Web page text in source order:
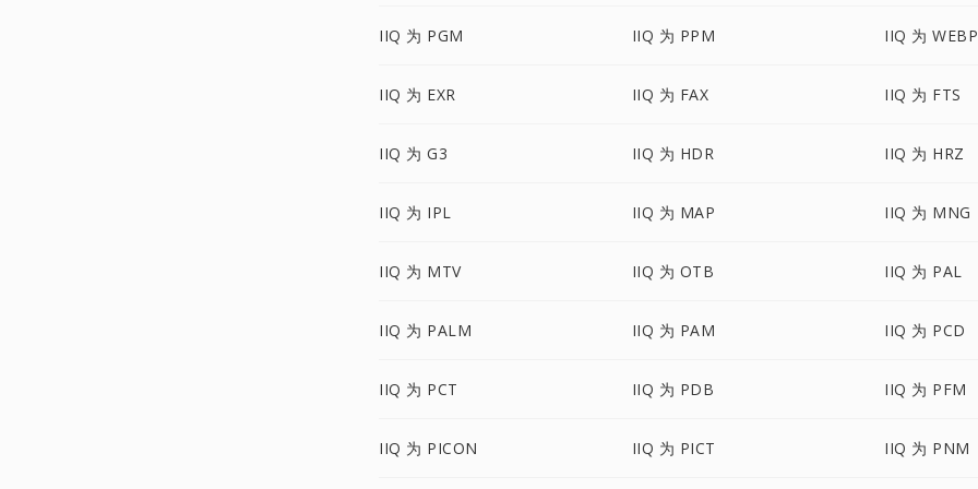
IIQ 为 PGM IIQ 为 PPM IIQ 为 WEBP
IIQ 为 EXR IIQ 为 FAX IIQ 为 FTS
IIQ 为 G3 IIQ 为 HDR IIQ 为 HRZ
IIQ 为 IPL IIQ 为 MAP IIQ 为 MNG
IIQ 为 MTV IIQ 为 OTB IIQ 为 PAL
IIQ 为 PALM IIQ 为 PAM IIQ 为 PCD
IIQ 为 PCT IIQ 为 PDB IIQ 为 PFM
IIQ 为 PICON IIQ 为 PICT IIQ 为 PNM